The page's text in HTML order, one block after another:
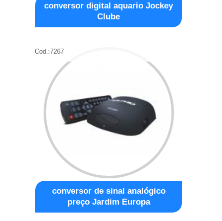
conversor digital aquario Jockey
Clube
Cod.:7267
conversor de sinal analógico
preço Jardim Europa